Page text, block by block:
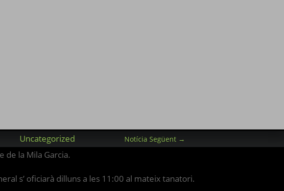
Uncategorized Notícia Següent →
de la Mila Garcia.
s’ oficiarà dilluns a les 11:00 al mateix tanatori.